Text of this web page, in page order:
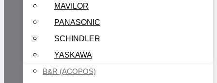
MAVILOR
PANASONIC
SCHINDLER
YASKAWA
B&R (ACOPOS)